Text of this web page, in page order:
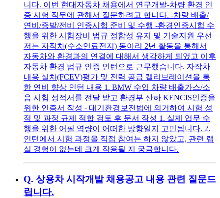
니다. 이번 현대자동차 채용에서 연구개발-차량 환경 인
증 시험 직무에 관해서 질문하려고 합니다. -차량 배출/
연비/증발/전비 인증시험 준비 및 수행 -환경인증시험 수
행을 위한 시험장비 법규 정합성 유지 및 기술지원 우선
저는 자작차(수소연료전지) 동아리 2년 활동을 통해서
자동차와 환경과의 연결에 대해서 생각하게 되었고 이후
자동차 환경 법규 인증 인턴으로 근무했습니다. 자작차
내용 실차(FCEV)평가 및 전력 공급 캘리브레이션을 통
한 연비 향상 인턴 내용 1. BMW 수입 차량 배출가스/소
음 시험 성적서를 전달 받고 환경부 산하 KENCIS인증을
위한 인증서 작성 - 대기환경보전법에 의거하여 시험 성
적 및 과정 규제 적합 검토 후 문서 작성 1. 실제 업무 수
행을 위한 어필 역량이 어떠한 방향일지 고민됩니다. 2.
인턴에서 시험 과정을 직접 참여는 하지 않았고, 관련 랩
실 경험이 없는데 크게 작용될 지 궁금합니다.
Q. 상용차 시작개발 채용공고 내용 관련 질문드
립니다.